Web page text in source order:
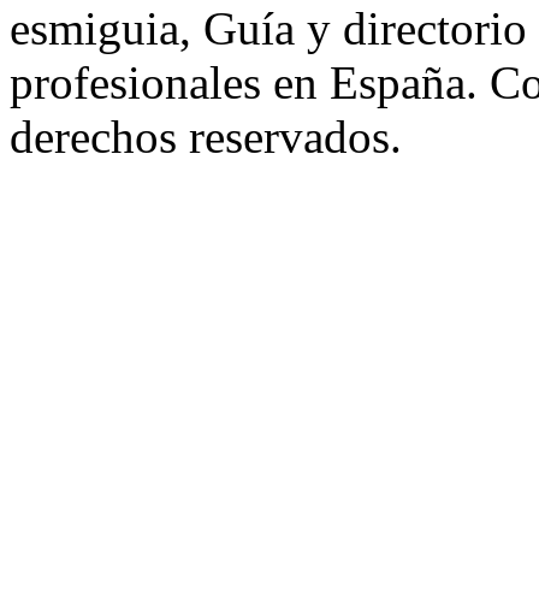
esmiguia, Guía y directorio
profesionales en España.
derechos reservados.